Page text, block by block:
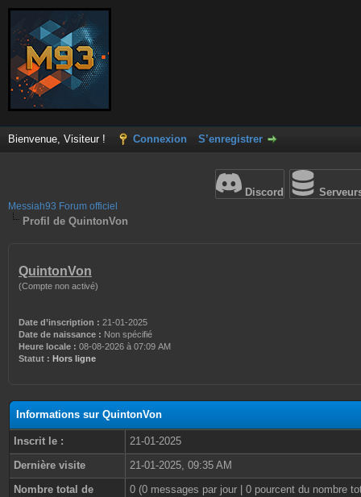
Bienvenue, Visiteur ! Connexion S’enregistrer
Discord
Messiah93 Forum officiel
Profil de QuintonVon
QuintonVon
(Compte non activé)
Date d’inscription : 21-01-2025
Date de naissance : Non spécifié
Heure locale : 08-08-2026 à 07:09 AM
Statut : Hors ligne
Informations sur QuintonVon
Inscrit le :
21-01-2025
Dernière visite
21-01-2025, 09:35 AM
Nombre total de
0 (0 messages par jour | 0 pourcent du nombre